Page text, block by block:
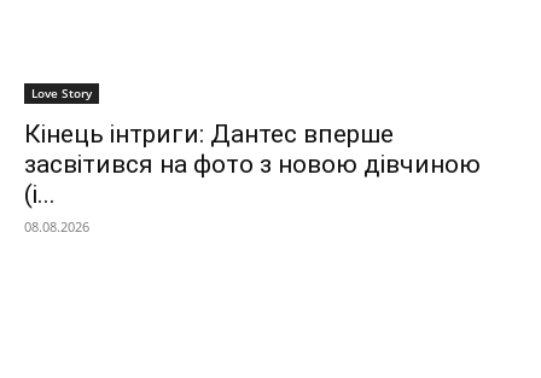
Love Story
Кінець інтриги: Дантес вперше
засвітився на фото з новою дівчиною
(і...
08.08.2026